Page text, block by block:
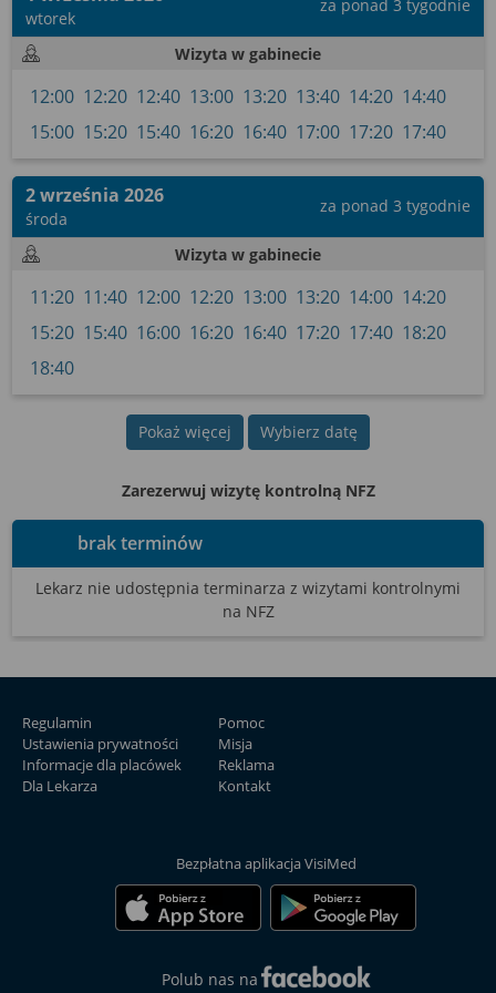
wtorek
za ponad 3 tygodnie
Wizyta w gabinecie
12:00 12:20 12:40 13:00 13:20 13:40 14:20 14:40
15:00 15:20 15:40 16:20 16:40 17:00 17:20 17:40
2 września 2026
środa
za ponad 3 tygodnie
Wizyta w gabinecie
11:20 11:40 12:00 12:20 13:00 13:20 14:00 14:20
15:20 15:40 16:00 16:20 16:40 17:20 17:40 18:20
18:40
Pokaż więcej Wybierz datę
Zarezerwuj wizytę kontrolną NFZ
brak terminów
Lekarz nie udostępnia terminarza z wizytami kontrolnymi
na NFZ
Regulamin
Ustawienia prywatności
Informacje dla placówek
Dla Lekarza
Pomoc
Misja
Reklama
Kontakt
Bezpłatna aplikacja VisiMed
Polub nas na
możesz też wycofać zgodę na przetwarzanie Twoich
danych tylko w niektórych celach. Jeżeli chcesz
konfigurację szczegółową, to możesz tego dokonać
za pomocą „Ustawień zaawansowanych”.
narzędzi zewnętrznych w naszym serwisie znajdziesz
w Regulaminie Serwisu.